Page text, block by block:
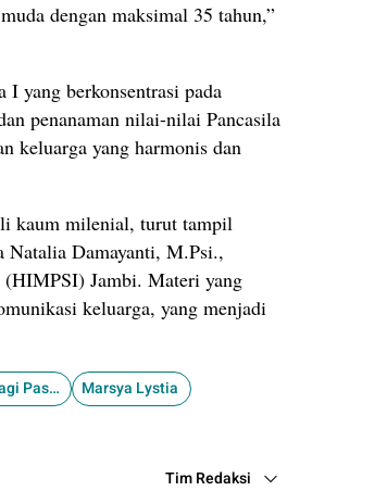
dengan maksimal 35 tahun,”
yang berkonsentrasi pada
penanaman nilai-nilai Pancasila
keluarga yang harmonis dan
kaum milenial, turut tampil
Natalia Damayanti, M.Psi.,
(HIMPSI) Jambi. Materi yang
keluarga, yang menjadi
Harmonis bagi Pasutri Muda
Marsya Lystia ​
Tim Redaksi